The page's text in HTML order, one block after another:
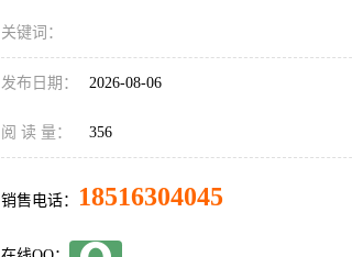
关键词：
发布日期： 2026-08-06
阅 读 量： 356
销售电话： 18516304045